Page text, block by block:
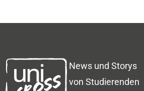
News und Storys
von Studierenden